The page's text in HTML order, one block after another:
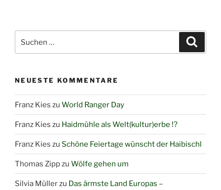
nach:
NEUESTE KOMMENTARE
Franz Kies zu World Ranger Day
Franz Kies zu Haidmühle als Welt(kultur)erbe !?
Franz Kies zu Schöne Feiertage wünscht der Haibischl
Thomas Zippzu Wölfe gehen um
Silvia Müllerzu Das ärmste Land Europas –